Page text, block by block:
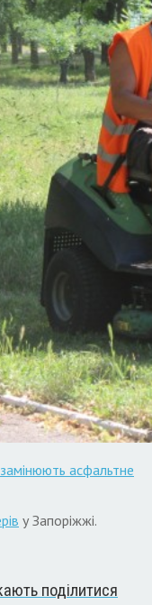
замінюють асфальтне
у Запоріжжі.
поділитися